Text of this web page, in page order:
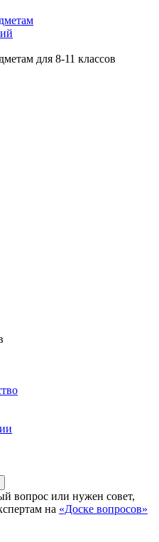
для 8-11 классов
вопрос или нужен совет,
на «Доске вопросов»